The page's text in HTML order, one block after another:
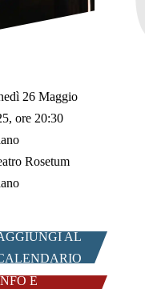
26 Maggio
ore 20:30
Rosetum
AL
E